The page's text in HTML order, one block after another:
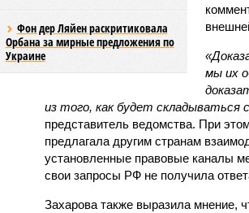
Фон дер Ляйен раскритиковала
Орбана за мирные предложения по
Украине
мы их
из того, как будет складываться
представитель ведомства. При
предлагала другим странам
установленные правовые каналы
свои запросы РФ не получила
Захарова также выразила мнение,